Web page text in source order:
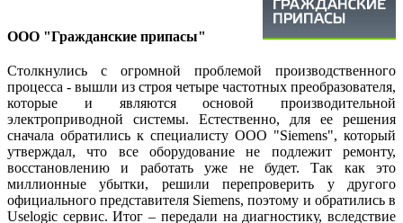
ООО "Гражданские припасы"
Столкнулись с огромной проблемой производственного
процесса - вышли из строя четыре частотных преобразователя,
которые и являются основой производительной
электроприводной системы. Естественно, для ее решения
сначала обратились к специалисту ООО "Siemens", который
утверждал, что все оборудование не подлежит ремонту,
восстановлению и работать уже не будет. Так как это
миллионные убытки, решили перепроверить у другого
официального представителя Siemens, поэтому и обратились в
Uselogic сервис. Итог – передали на диагностику, вследствие